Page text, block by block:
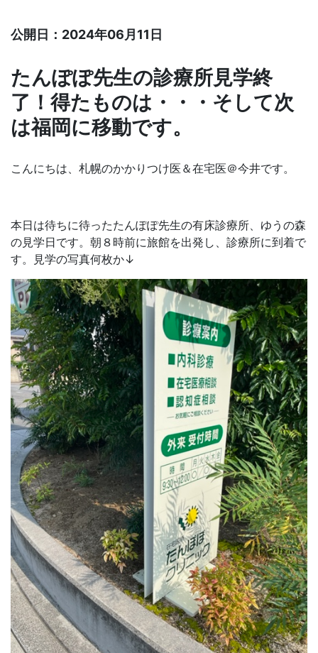
公開日：2024年06月11日
たんぽぽ先生の診療所見学終
了！得たものは・・・そして次
は福岡に移動です。
こんにちは、札幌のかかりつけ医＆在宅医＠今井です。
本日は待ちに待ったたんぽぽ先生の有床診療所、ゆうの森
の見学日です。朝８時前に旅館を出発し、診療所に到着で
す。見学の写真何枚か↓